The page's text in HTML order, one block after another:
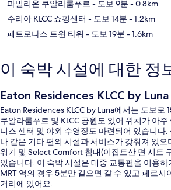
파빌리온 쿠알라룸푸르 - 도보 9분 - 0.8km
수리아 KLCC 쇼핑센터 - 도보 14분 - 1.2km
페트로나스 트윈 타워 - 도보 19분 - 1.6km
이 숙박 시설에 대한 정
Eaton Residences KLCC by Luna
Eaton Residences KLCC by Luna에서는 도보로
쿠알라룸푸르 및 KLCC 공원도 있어 위치가 아
니스 센터 및 야외 수영장도 마련되어 있습니다
나 같은 기타 편의 시설과 서비스가 갖춰져 있
워기 및 Select Comfort 침대(이집트산 면 시트
있습니다. 이 숙박 시설은 대중 교통편을 이용
MRT 역의 경우 5분만 걸으면 갈 수 있고 페르시
거리에 있어요.